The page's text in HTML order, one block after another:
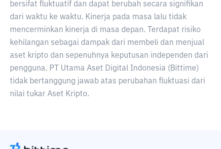
bersifat fluktuatif dan dapat berubah secara signifikan
dari waktu ke waktu. Kinerja pada masa lalu tidak
mencerminkan kinerja di masa depan. Terdapat risiko
kehilangan sebagai dampak dari membeli dan menjual
aset kripto dan sepenuhnya keputusan independen dari
pengguna. PT Utama Aset Digital Indonesia (Bittime)
tidak bertanggung jawab atas perubahan fluktuasi dari
nilai tukar Aset Kripto.